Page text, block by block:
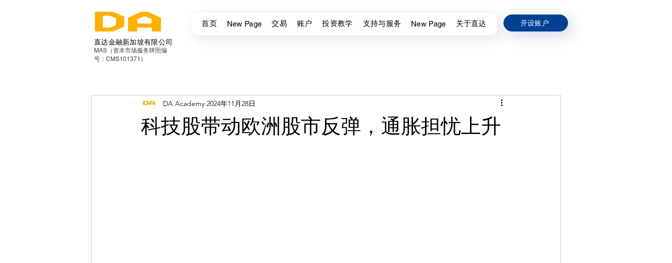
首页 New Page 交易 账户 投资教学 支持与服务 New Page 关于直达 开设账户
直达金融新加坡有限公司
MAS（资本市场服务牌照编
号：CMS101371）
科技股带动欧洲股市反弹，通胀担忧上升
DA Academy 2024年11月28日